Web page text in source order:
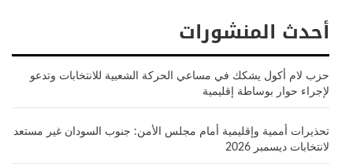
أحدث المنشورات
حزب لام أكول يشكك في مساعي الحركة الشعبية للانتخابات وتدعو
لإجراء حوار بوساطة إقليمية
تحذيرات أممية وإقليمية أمام مجلس الأمن: جنوب السودان غير مستعد
لانتخابات ديسمبر 2026